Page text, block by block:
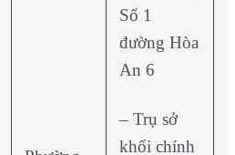
Số 1
đường Hòa
An 6
– Trụ sở
khối chính